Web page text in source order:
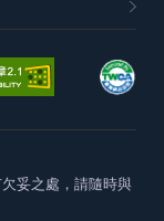
妥之處，請隨時與